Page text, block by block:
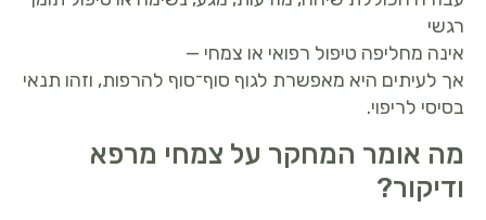
רגשי
אינה מחליפה טיפול רפואי או צמחי —
אך לעיתים היא מאפשרת לגוף סוף־סוף להרפות, וזהו תנאי
בסיסי לריפוי.
מה אומר המחקר על צמחי מרפא
ודיקור?